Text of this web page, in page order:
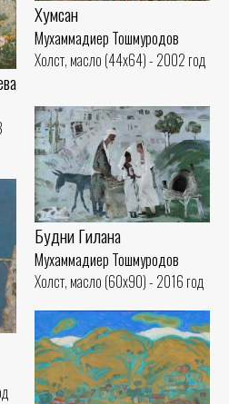
Хумсан
Мухаммадиер Тошмуродов
Холст, масло (44x64) - 2002 год
Будни Гилана
Мухаммадиер Тошмуродов
Холст, масло (60x90) - 2016 год